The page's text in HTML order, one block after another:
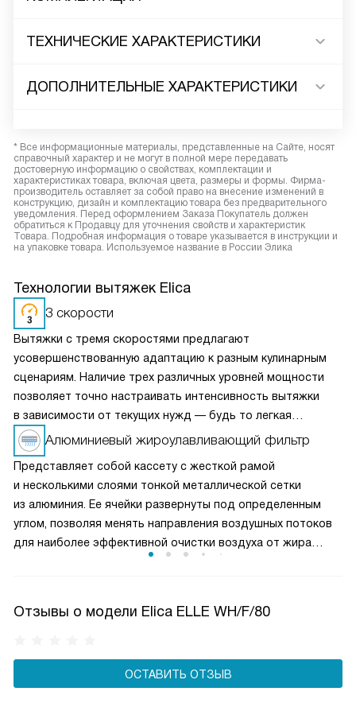
ТЕХНИЧЕСКИЕ ХАРАКТЕРИСТИКИ
ДОПОЛНИТЕЛЬНЫЕ ХАРАКТЕРИСТИКИ
* Все информационные материалы, представленные на Сайте, носят
справочный характер и не могут в полной мере передавать
достоверную информацию о свойствах, комплектации и
характеристиках товара, включая цвета, размеры и формы. Фирма-
производитель оставляет за собой право на внесение изменений в
конструкцию, дизайн и комплектацию товара без предварительного
уведомления. Перед оформлением Заказа Покупатель должен
обратиться к Продавцу для уточнения свойств и характеристик
Товара. Подробная информация о товаре указывается в инструкции и
на упаковке товара. Используемое название в России Элика
Технологии вытяжек Elica
3 скорости
Вытяжки с тремя скоростями предлагают
усовершенствованную адаптацию к разным кулинарным
сценариям. Наличие трех различных уровней мощности
позволяет точно настраивать интенсивность вытяжки
в зависимости от текущих нужд — будь то легкая
вентиляция при медленном приготовлении или мощное
удаление пара и запахов при интенсивной жарке. Это
делает вытяжку универсальным решением для любых
кулинарных задач и сохраняет воздух на кухне свежим
и чистым.
Алюминиевый жироулавливающий фильтр
Представляет собой кассету с жесткой рамой
и несколькими слоями тонкой металлической сетки
из алюминия. Ее ячейки развернуты под определенным
углом, позволяя менять направления воздушных потоков
для наиболее эффективной очистки воздуха от жира
Отзывы о модели Elica ELLE WH/F/80
ОСТАВИТЬ ОТЗЫВ